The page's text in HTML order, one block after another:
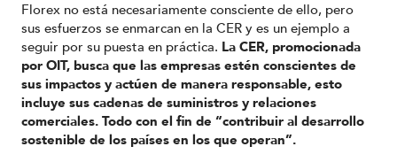
Florex no está necesariamente consciente de ello, pero
sus esfuerzos se enmarcan en la CER y es un ejemplo a
seguir por su puesta en práctica. La CER, promocionada
por OIT, busca que las empresas estén conscientes de
sus impactos y actúen de manera responsable, esto
incluye sus cadenas de suministros y relaciones
comerciales. Todo con el fin de “contribuir al desarrollo
sostenible de los países en los que operan”.